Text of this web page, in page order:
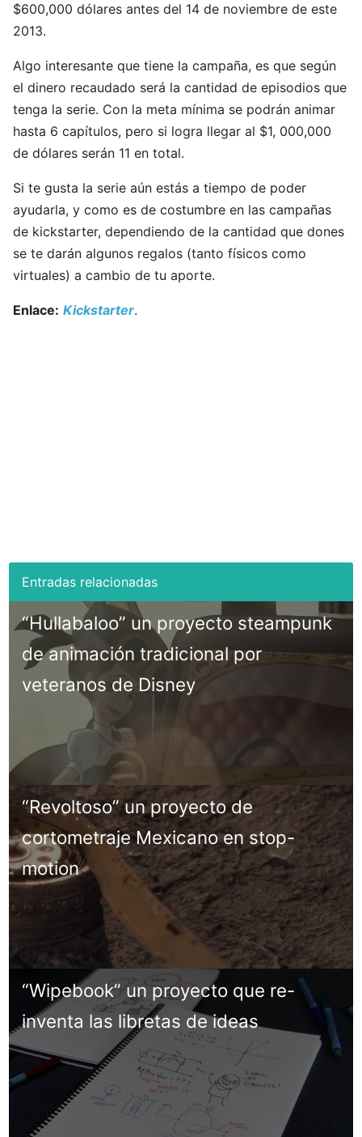
$600,000 dólares antes del 14 de noviembre de este
2013.
Algo interesante que tiene la campaña, es que según
el dinero recaudado será la cantidad de episodios que
tenga la serie. Con la meta mínima se podrán animar
hasta 6 capítulos, pero si logra llegar al $1, 000,000
de dólares serán 11 en total.
Si te gusta la serie aún estás a tiempo de poder
ayudarla, y como es de costumbre en las campañas
de kickstarter, dependiendo de la cantidad que dones
se te darán algunos regalos (tanto físicos como
virtuales) a cambio de tu aporte.
Enlace: Kickstarter.
“Hullabaloo” un proyecto steampunk
de animación tradicional por
veteranos de Disney
“Revoltoso” un proyecto de
cortometraje Mexicano en stop-
motion
“Wipebook” un proyecto que re-
inventa las libretas de ideas